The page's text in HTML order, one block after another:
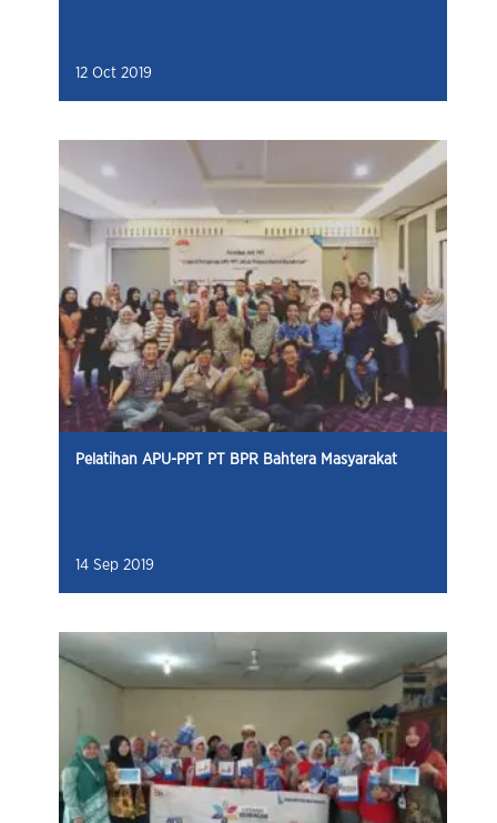
12 Oct 2019
Pelatihan APU-PPT PT BPR Bahtera Masyarakat
14 Sep 2019